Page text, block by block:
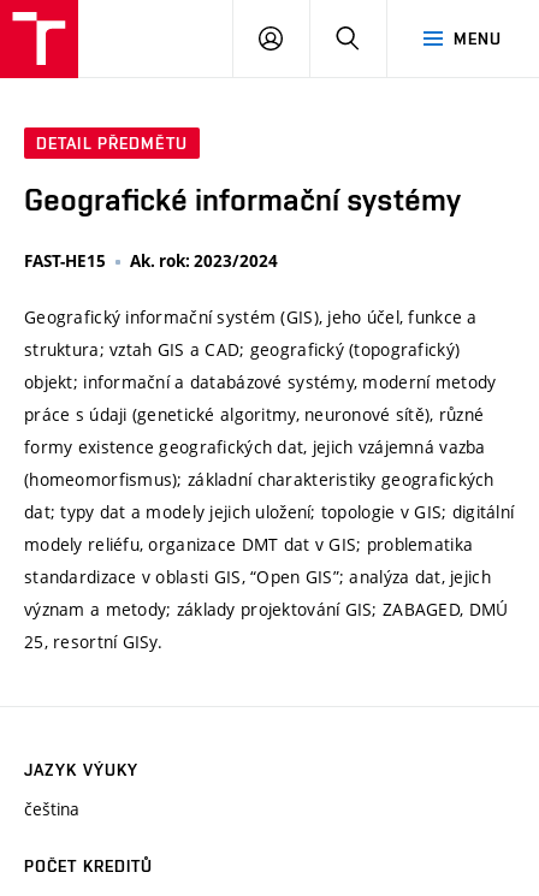
MENU
PŘIHLÁSIT
DETAIL PŘEDMĚTU
Geografické informační systémy
FAST-HE15 Ak. rok: 2023/2024
Geografický informační systém (GIS), jeho účel, funkce a
struktura; vztah GIS a CAD; geografický (topografický)
objekt; informační a databázové systémy, moderní metody
práce s údaji (genetické algoritmy, neuronové sítě), různé
formy existence geografických dat, jejich vzájemná vazba
(homeomorfismus); základní charakteristiky geografických
dat; typy dat a modely jejich uložení; topologie v GIS; digitální
modely reliéfu, organizace DMT dat v GIS; problematika
standardizace v oblasti GIS, “Open GIS”; analýza dat, jejich
význam a metody; základy projektování GIS; ZABAGED, DMÚ
25, resortní GISy.
JAZYK VÝUKY
čeština
POČET KREDITŮ